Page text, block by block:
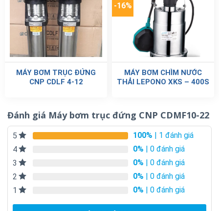
MÁY BƠM TRỤC ĐỨNG
CNP CDLF 4-12
-16%
MÁY BƠM CHÌM NƯỚC
THẢI LEPONO XKS – 400S
Đánh giá Máy bơm trục đứng CNP CDMF10-22
5 100% | 1 đánh giá
4
0% | 0 đánh giá
3
0% | 0 đánh giá
2
0% | 0 đánh giá
1
0% | 0 đánh giá